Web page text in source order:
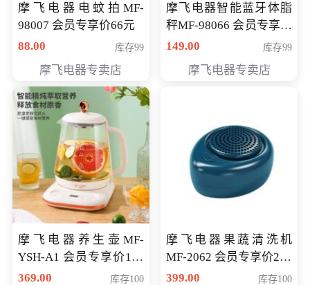
摩飞电器电蚊拍MF-
98007 会员专享价66元
88.00
库存99
摩飞电器专卖店
摩飞电器智能蓝牙体脂
秤MF-98066 会员专享价
98元
149.00 库存99
摩飞电器专卖店
摩飞电器养生壶MF-
YSH-A1 会员专享价198
元
369.00 库存100
摩飞电器果蔬清洗机
MF-2062 会员专享价268
元
399.00 库存100